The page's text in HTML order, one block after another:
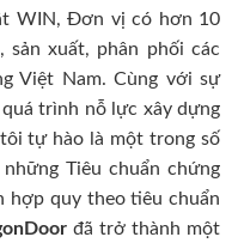
WIN, Đơn vị có hơn 10
sản xuất, phân phối các
Việt Nam. Cùng với sự
trình nỗ lực xây dựng
tự hào là một trong số
Tiêu chuẩn chứng
hợp quy theo tiêu chuẩn
đã trở thành một